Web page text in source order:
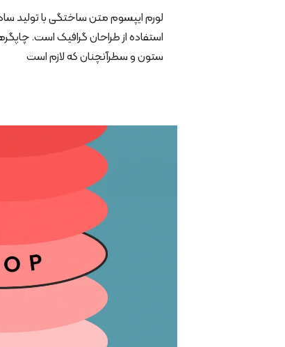
لورم ایپسوم متن ساختگی با تولید
استفاده از طراحان گرافیک است.
ستون و سطرآنچنان که لازم است